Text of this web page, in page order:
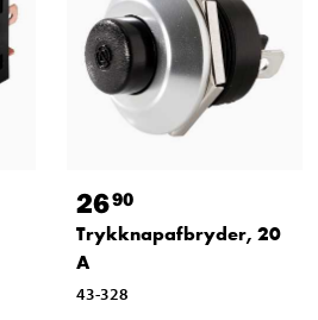
2690
Trykknapafbryder, 20
A
43-328